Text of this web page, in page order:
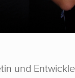
und